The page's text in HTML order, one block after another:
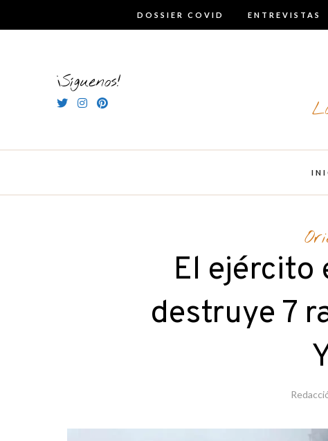
DOSSIER COVID ENTREVISTAS
¡Síguenos!
El ejército
destruye 7